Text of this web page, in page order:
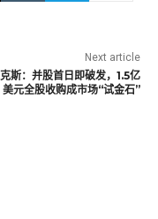
Next article
斯：并股首日即破发，1.5亿
美元全股收购成市场“试金石”